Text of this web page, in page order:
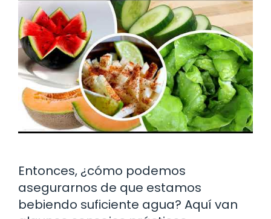
Entonces, ¿cómo podemos
asegurarnos de que estamos
bebiendo suficiente agua? Aquí van